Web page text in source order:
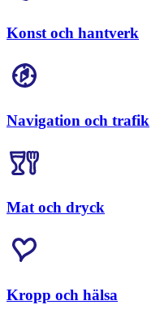
Konst och hantverk
Navigation och trafik
Mat och dryck
Kropp och hälsa